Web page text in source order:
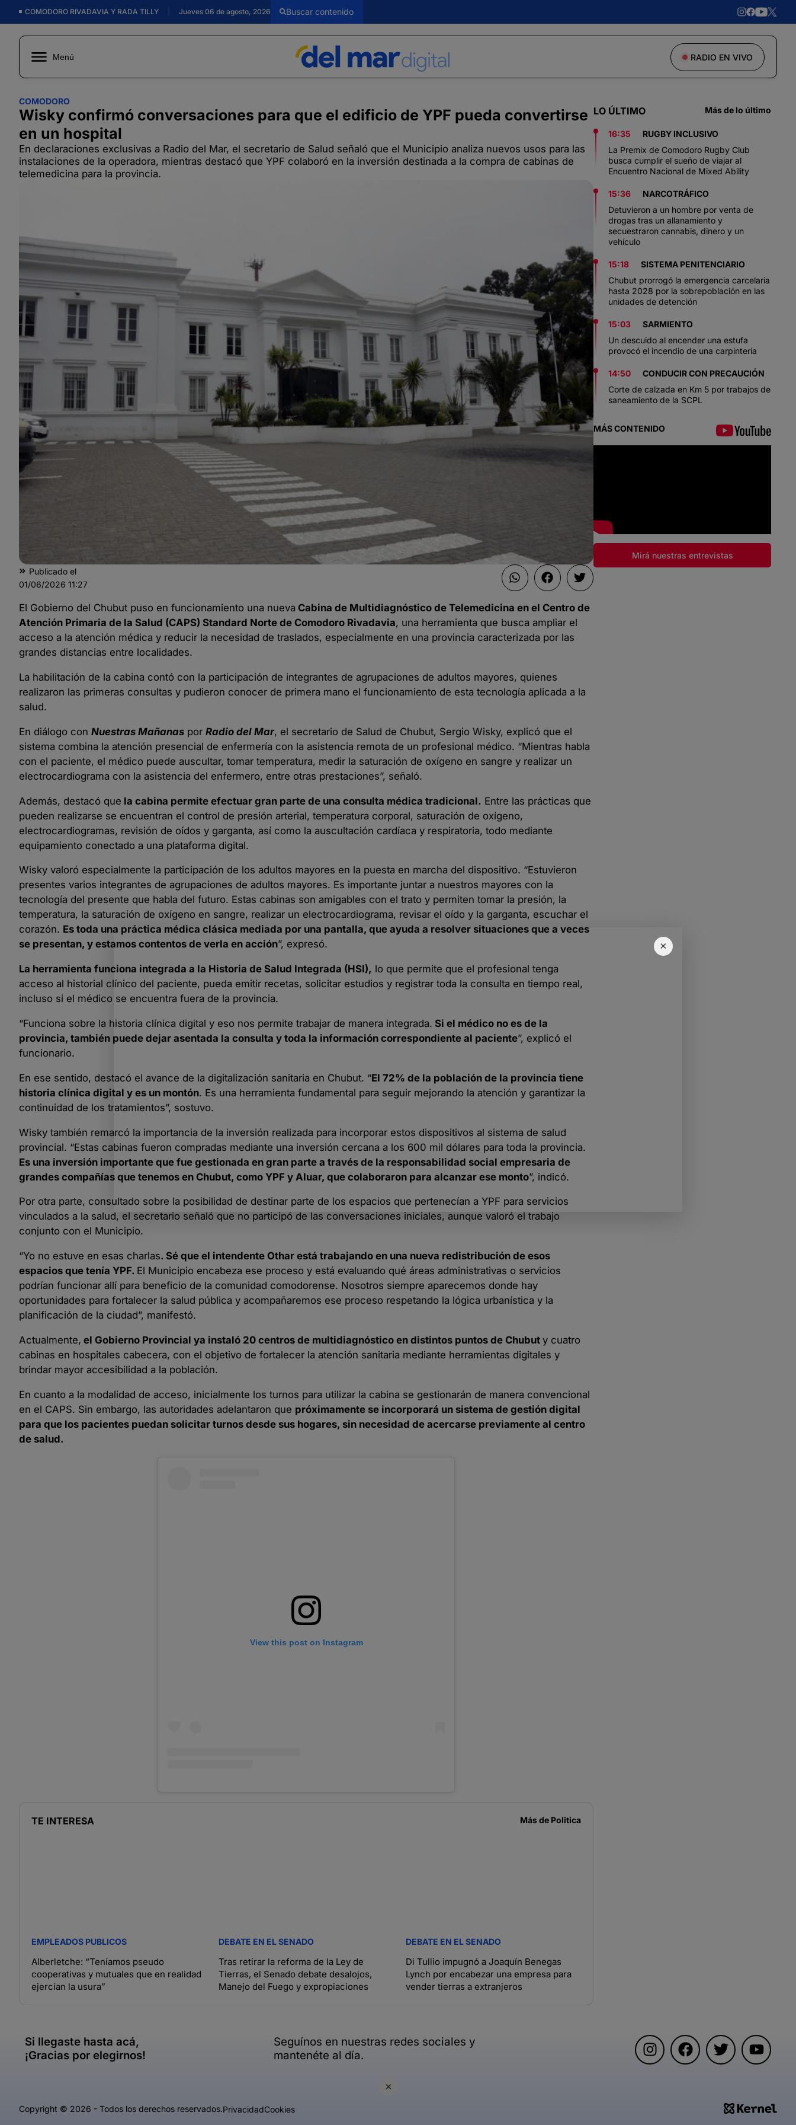
COMODORO RIVADAVIA Y RADA TILLY Jueves 06 de agosto, 2026
Menú RADIO EN VIVO
×
×
COMODORO
Wisky confirmó conversaciones para que el edificio de YPF pueda convertirse
en un hospital
En declaraciones exclusivas a Radio del Mar, el secretario de Salud señaló que el Municipio analiza nuevos usos para las
instalaciones de la operadora, mientras destacó que YPF colaboró en la inversión destinada a la compra de cabinas de
telemedicina para la provincia.
Publicado el
01/06/2026 11:27
El Gobierno del Chubut puso en funcionamiento una nueva Cabina de Multidiagnóstico de Telemedicina en el Centro de
Atención Primaria de la Salud (CAPS) Standard Norte de Comodoro Rivadavia, una herramienta que busca ampliar el
acceso a la atención médica y reducir la necesidad de traslados, especialmente en una provincia caracterizada por las
grandes distancias entre localidades.
La habilitación de la cabina contó con la participación de integrantes de agrupaciones de adultos mayores, quienes
realizaron las primeras consultas y pudieron conocer de primera mano el funcionamiento de esta tecnología aplicada a la
salud.
En diálogo con Nuestras Mañanas por Radio del Mar, el secretario de Salud de Chubut, Sergio Wisky, explicó que el
sistema combina la atención presencial de enfermería con la asistencia remota de un profesional médico. “Mientras habla
con el paciente, el médico puede auscultar, tomar temperatura, medir la saturación de oxígeno en sangre y realizar un
electrocardiograma con la asistencia del enfermero, entre otras prestaciones”, señaló.
Además, destacó que la cabina permite efectuar gran parte de una consulta médica tradicional. Entre las prácticas que
pueden realizarse se encuentran el control de presión arterial, temperatura corporal, saturación de oxígeno,
electrocardiogramas, revisión de oídos y garganta, así como la auscultación cardíaca y respiratoria, todo mediante
equipamiento conectado a una plataforma digital.
Wisky valoró especialmente la participación de los adultos mayores en la puesta en marcha del dispositivo. “Estuvieron
presentes varios integrantes de agrupaciones de adultos mayores. Es importante juntar a nuestros mayores con la
tecnología del presente que habla del futuro. Estas cabinas son amigables con el trato y permiten tomar la presión, la
temperatura, la saturación de oxígeno en sangre, realizar un electrocardiograma, revisar el oído y la garganta, escuchar el
corazón. Es toda una práctica médica clásica mediada por una pantalla, que ayuda a resolver situaciones que a veces
se presentan, y estamos contentos de verla en acción”, expresó.
La herramienta funciona integrada a la Historia de Salud Integrada (HSI), lo que permite que el profesional tenga
acceso al historial clínico del paciente, pueda emitir recetas, solicitar estudios y registrar toda la consulta en tiempo real,
incluso si el médico se encuentra fuera de la provincia.
“Funciona sobre la historia clínica digital y eso nos permite trabajar de manera integrada. Si el médico no es de la
provincia, también puede dejar asentada la consulta y toda la información correspondiente al paciente”, explicó el
funcionario.
En ese sentido, destacó el avance de la digitalización sanitaria en Chubut. “El 72% de la población de la provincia tiene
historia clínica digital y es un montón. Es una herramienta fundamental para seguir mejorando la atención y garantizar la
continuidad de los tratamientos”, sostuvo.
Wisky también remarcó la importancia de la inversión realizada para incorporar estos dispositivos al sistema de salud
provincial. “Estas cabinas fueron compradas mediante una inversión cercana a los 600 mil dólares para toda la provincia.
Es una inversión importante que fue gestionada en gran parte a través de la responsabilidad social empresaria de
grandes compañías que tenemos en Chubut, como YPF y Aluar, que colaboraron para alcanzar ese monto”, indicó.
Por otra parte, consultado sobre la posibilidad de destinar parte de los espacios que pertenecían a YPF para servicios
vinculados a la salud, el secretario señaló que no participó de las conversaciones iniciales, aunque valoró el trabajo
conjunto con el Municipio.
“Yo no estuve en esas charlas. Sé que el intendente Othar está trabajando en una nueva redistribución de esos
espacios que tenía YPF. El Municipio encabeza ese proceso y está evaluando qué áreas administrativas o servicios
podrían funcionar allí para beneficio de la comunidad comodorense. Nosotros siempre aparecemos donde hay
oportunidades para fortalecer la salud pública y acompañaremos ese proceso respetando la lógica urbanística y la
planificación de la ciudad”, manifestó.
Actualmente, el Gobierno Provincial ya instaló 20 centros de multidiagnóstico en distintos puntos de Chubut y cuatro
cabinas en hospitales cabecera, con el objetivo de fortalecer la atención sanitaria mediante herramientas digitales y
brindar mayor accesibilidad a la población.
En cuanto a la modalidad de acceso, inicialmente los turnos para utilizar la cabina se gestionarán de manera convencional
en el CAPS. Sin embargo, las autoridades adelantaron que próximamente se incorporará un sistema de gestión digital
para que los pacientes puedan solicitar turnos desde sus hogares, sin necesidad de acercarse previamente al centro
de salud.
View this post on Instagram
TE INTERESA Más de Politica
EMPLEADOS PUBLICOS
Alberletche: “Teníamos pseudo
cooperativas y mutuales que en realidad
ejercían la usura”
DEBATE EN EL SENADO
Tras retirar la reforma de la Ley de
Tierras, el Senado debate desalojos,
Manejo del Fuego y expropiaciones
DEBATE EN EL SENADO
Di Tullio impugnó a Joaquín Benegas
Lynch por encabezar una empresa para
vender tierras a extranjeros
LO ÚLTIMO Más de lo último
16:35
RUGBY INCLUSIVO
La Premix de Comodoro Rugby Club
busca cumplir el sueño de viajar al
Encuentro Nacional de Mixed Ability
15:36
NARCOTRÁFICO
Detuvieron a un hombre por venta de
drogas tras un allanamiento y
secuestraron cannabis, dinero y un
vehículo
15:18
SISTEMA PENITENCIARIO
Chubut prorrogó la emergencia carcelaria
hasta 2028 por la sobrepoblación en las
unidades de detención
15:03
SARMIENTO
Un descuido al encender una estufa
provocó el incendio de una carpintería
14:50
CONDUCIR CON PRECAUCIÓN
Corte de calzada en Km 5 por trabajos de
saneamiento de la SCPL
MÁS CONTENIDO
Mirá nuestras entrevistas
Si llegaste hasta acá,
¡Gracias por elegirnos!
Seguínos en nuestras redes sociales y
mantenéte al día.
Copyright © 2026 - Todos los derechos reservados.PrivacidadCookies